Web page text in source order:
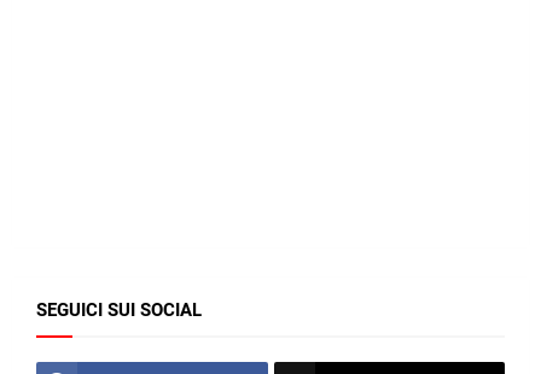
SEGUICI SUI SOCIAL